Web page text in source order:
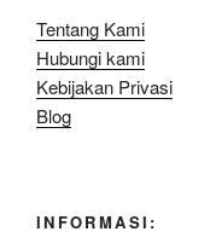
Tentang Kami
Hubungi kami
Kebijakan Privasi
Blog
INFORMASI: